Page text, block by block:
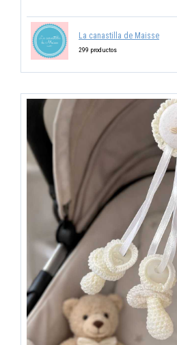
La canastilla de Maisse
299 productos